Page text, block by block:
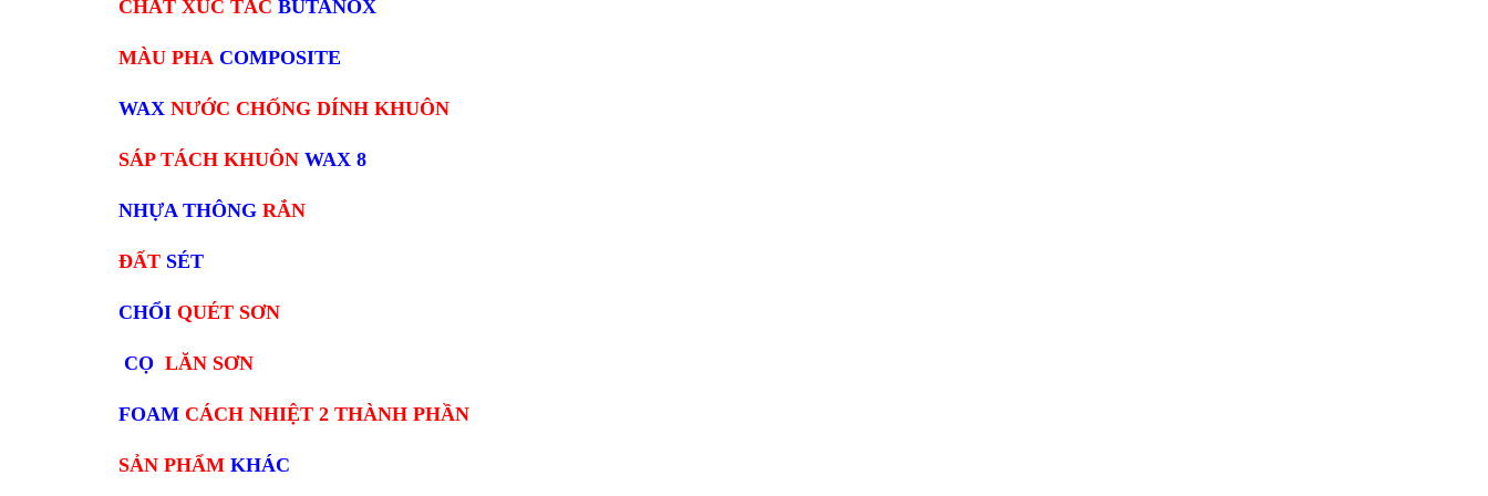
CHẤT XÚC TÁC BUTANOX
MÀU PHA COMPOSITE
WAX NƯỚC CHỐNG DÍNH KHUÔN
SÁP TÁCH KHUÔN WAX 8
NHỰA THÔNG RẮN
ĐẤT SÉT
CHỔI QUÉT SƠN
CỌ LĂN SƠN
FOAM CÁCH NHIỆT 2 THÀNH PHẦN
SẢN PHẨM KHÁC